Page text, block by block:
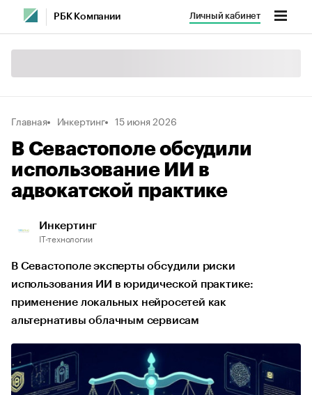
РБК Компании Личный кабинет
Главная Инкертинг 15 июня 2026
В Севастополе обсудили
использование ИИ в
адвокатской практике
Инкертинг
IT-технологии
В Севастополе эксперты обсудили риски
использования ИИ в юридической практике:
применение локальных нейросетей как
альтернативы облачным сервисам